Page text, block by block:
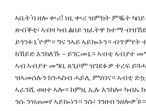
ኣቤት’ባ ዘሎ ቍሪ! ነዚ ቍሪ ዝምክት ምቘት ካበይ
ጽብቕቲ፡ ኣብዛ ካብ ልበይ ዝፈትዋ ከተማ
ይጎንፉኒ’ዮም። ግና ንኣይ ኣይኰኑን። ብጥምየት
ክኸይድ እንከለኹ – ይገርመኒ። ኣብቲ ኣብያተ
ኣብ ኣብያተ መግቢ ጸጊቦም ዝገደፉዎ ተረፍ
ዝኣመሰሉን ክንሓስብ ሓይሊ ምሃበና። ኣብቲ
ኣራንሺ ወዘተ ኣሎ። ከምዚ ኢሉ እንከሎ፡ ካብኡ
ንሱ ንዝጠመየ ኣይኰነን። ንሱ፡ ገንዘብ ንዘሎዎ’ዩ።